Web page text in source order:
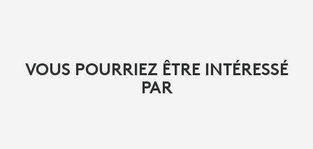
VOUS POURRIEZ ÊTRE INTÉRESSÉ
PAR